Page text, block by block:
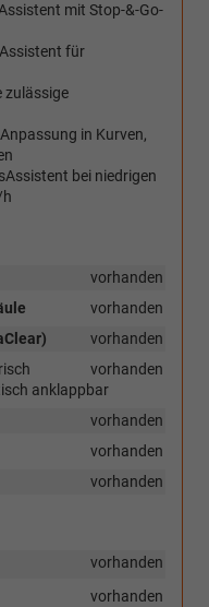
mit Stop-&-Go-
für
zulässige
in Kurven,
bei niedrigen
vorhanden
vorhanden
vorhanden
vorhanden
anklappbar
vorhanden
vorhanden
vorhanden
vorhanden
vorhanden